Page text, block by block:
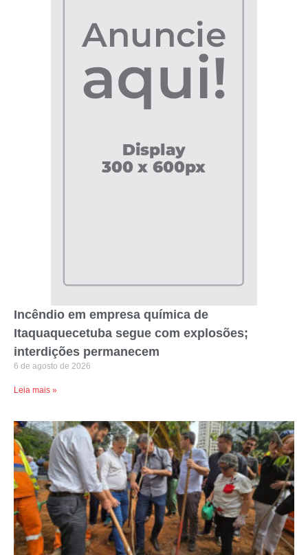
Incêndio em empresa química de
Itaquaquecetuba segue com explosões;
interdições permanecem
6 de agosto de 2026
Leia mais »